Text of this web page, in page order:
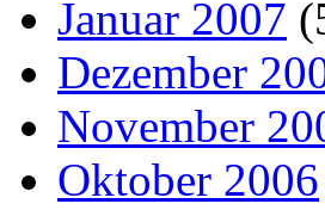
Januar 2007
Dezember
November
Oktober 2006